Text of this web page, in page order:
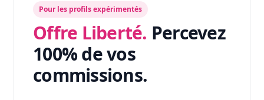
Pour les profils expérimentés
Offre Liberté. Percevez
100% de vos
commissions.